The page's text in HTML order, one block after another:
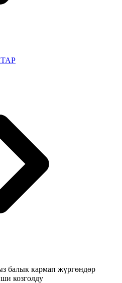
балык кармап жүргөндөр
козголду